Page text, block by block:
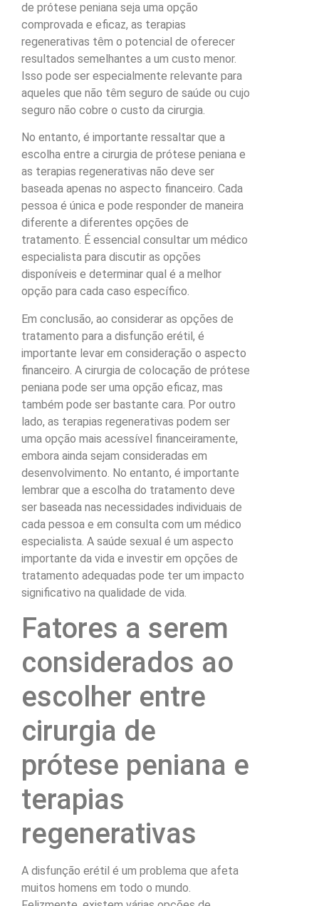
de prótese peniana seja uma opção
comprovada e eficaz, as terapias
regenerativas têm o potencial de oferecer
resultados semelhantes a um custo menor.
Isso pode ser especialmente relevante para
aqueles que não têm seguro de saúde ou cujo
seguro não cobre o custo da cirurgia.
No entanto, é importante ressaltar que a
escolha entre a cirurgia de prótese peniana e
as terapias regenerativas não deve ser
baseada apenas no aspecto financeiro. Cada
pessoa é única e pode responder de maneira
diferente a diferentes opções de
tratamento. É essencial consultar um médico
especialista para discutir as opções
disponíveis e determinar qual é a melhor
opção para cada caso específico.
Em conclusão, ao considerar as opções de
tratamento para a disfunção erétil, é
importante levar em consideração o aspecto
financeiro. A cirurgia de colocação de prótese
peniana pode ser uma opção eficaz, mas
também pode ser bastante cara. Por outro
lado, as terapias regenerativas podem ser
uma opção mais acessível financeiramente,
embora ainda sejam consideradas em
desenvolvimento. No entanto, é importante
lembrar que a escolha do tratamento deve
ser baseada nas necessidades individuais de
cada pessoa e em consulta com um médico
especialista. A saúde sexual é um aspecto
importante da vida e investir em opções de
tratamento adequadas pode ter um impacto
significativo na qualidade de vida.
Fatores a serem
considerados ao
escolher entre
cirurgia de
prótese peniana e
terapias
regenerativas
A disfunção erétil é um problema que afeta
muitos homens em todo o mundo.